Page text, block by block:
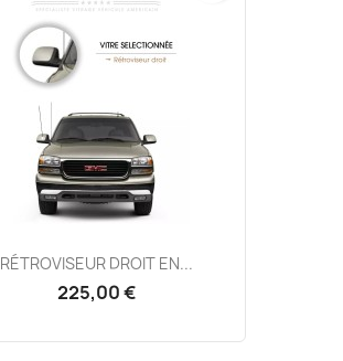
RÉTROVISEUR DROIT EN...
225,00 €